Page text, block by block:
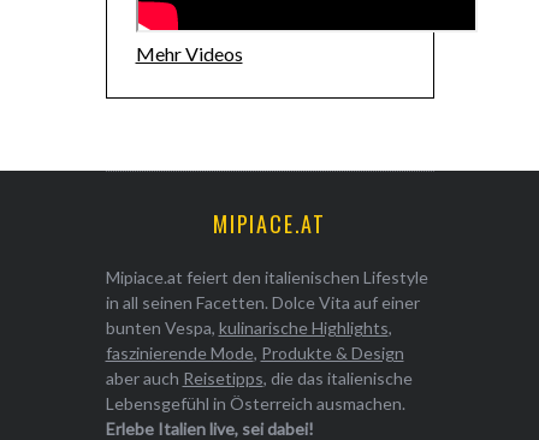
Mehr Videos
MIPIACE.AT
Mipiace.at feiert den italienischen Lifestyle
in all seinen Facetten. Dolce Vita auf einer
bunten Vespa, kulinarische Highlights,
faszinierende Mode, Produkte & Design
aber auch Reisetipps, die das italienische
Lebensgefühl in Österreich ausmachen.
Erlebe Italien live, sei dabei!